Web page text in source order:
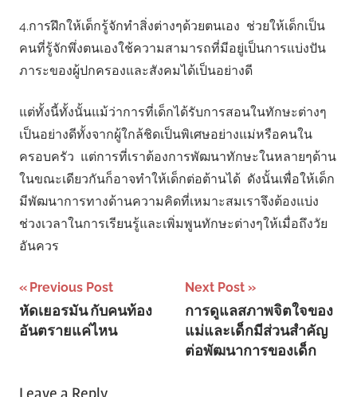
4.การฝึกให้เด็กรู้จักทำสิ่งต่างๆด้วยตนเอง ช่วยให้เด็กเป็น
คนที่รู้จักพึ่งตนเองใช้ความสามารถที่มีอยู่เป็นการแบ่งปัน
ภาระของผู้ปกครองและสังคมได้เป็นอย่างดี
แต่ทั้งนี้ทั้งนั้นแม้ว่าการที่เด็กได้รับการสอนในทักษะต่างๆ
เป็นอย่างดีทั้งจากผู้ใกล้ชิดเป็นพิเศษอย่างแม่หรือคนใน
ครอบครัว แต่การที่เราต้องการพัฒนาทักษะในหลายๆด้าน
ในขณะเดียวกันก็อาจทำให้เด็กต่อต้านได้ ดังนั้นเพื่อให้เด็ก
มีพัฒนาการทางด้านความคิดที่เหมาะสมเราจึงต้องแบ่ง
ช่วงเวลาในการเรียนรู้และเพิ่มพูนทักษะต่างๆให้เมื่อถึงวัย
อันควร
Post
navigation
Previous Post
หัดเยอรมัน กับคนท้อง
อันตรายแค่ไหน
Next Post
การดูแลสภาพจิตใจของ
แม่และเด็กมีส่วนสำคัญ
ต่อพัฒนาการของเด็ก